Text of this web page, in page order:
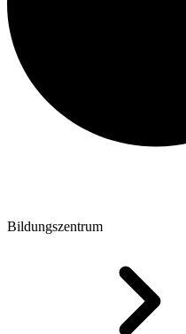
Bildungszentrum